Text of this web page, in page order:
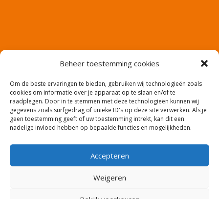
Beheer toestemming cookies
Om de beste ervaringen te bieden, gebruiken wij technologieën zoals
cookies om informatie over je apparaat op te slaan en/of te
raadplegen. Door in te stemmen met deze technologieën kunnen wij
gegevens zoals surfgedrag of unieke ID's op deze site verwerken. Als je
geen toestemming geeft of uw toestemming intrekt, kan dit een
nadelige invloed hebben op bepaalde functies en mogelijkheden.
Accepteren
Weigeren
Website en productie: Co2media.nl – Copyright:
meerwaarde-uitzendbureau